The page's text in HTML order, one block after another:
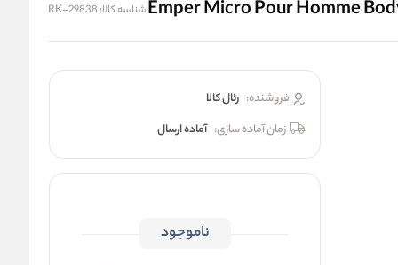
شناسه کالا: RK-29838
فروشنده: رئال كالا
زمان آماده سازی: آماده ارسال
ناموجود